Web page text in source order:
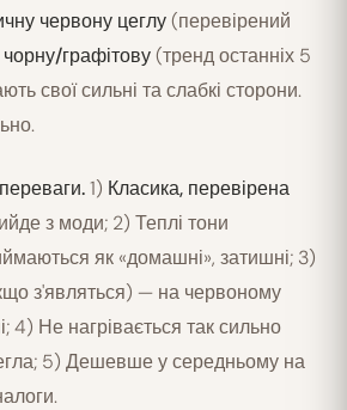
червону цеглу(перевірений
графітову(тренд останніх 5
свої сильні та слабкі сторони.
1) Класика, перевірена
з моди; 2) Теплі тони
як «домашні», затишні; 3)
з'являться) — на червоному
4) Не нагрівається так сильно
5) Дешевше у середньому на